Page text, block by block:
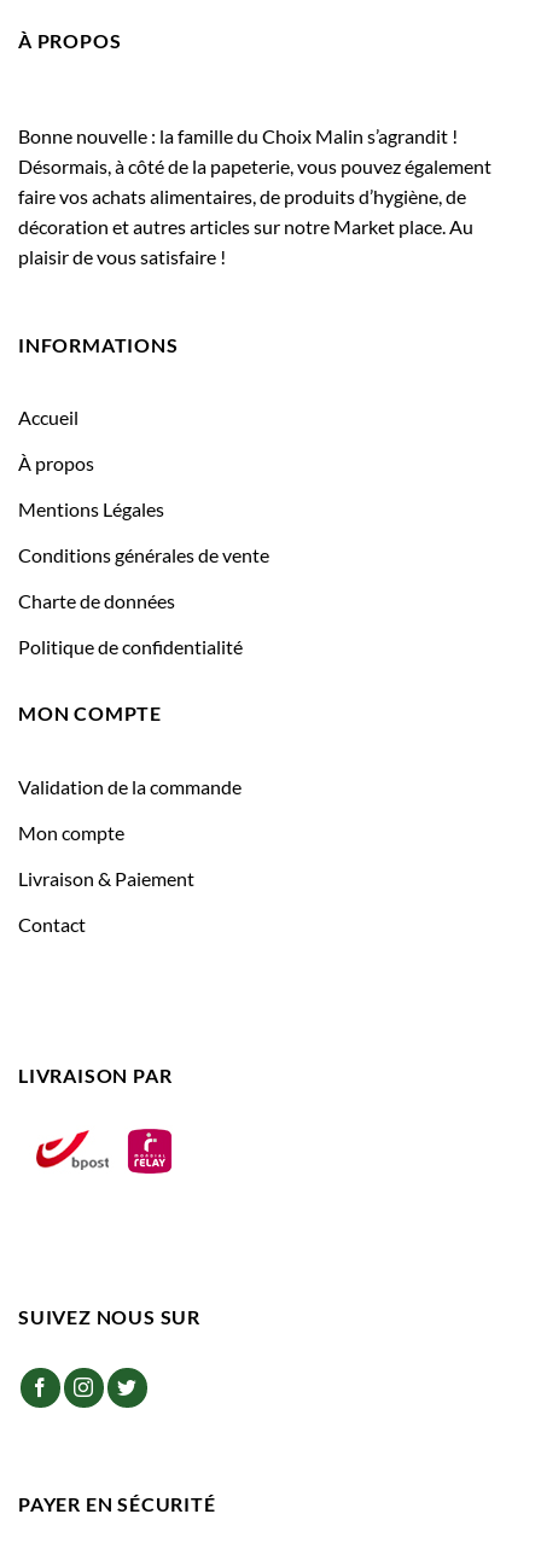
À PROPOS
Bonne nouvelle : la famille du Choix Malin s’agrandit !
Désormais, à côté de la papeterie, vous pouvez également
faire vos achats alimentaires, de produits d’hygiène, de
décoration et autres articles sur notre Market place. Au
plaisir de vous satisfaire !
INFORMATIONS
Accueil
À propos
Mentions Légales
Conditions générales de vente
Charte de données
Politique de confidentialité
MON COMPTE
Validation de la commande
Mon compte
Livraison & Paiement
Contact
LIVRAISON PAR
SUIVEZ NOUS SUR
PAYER EN SÉCURITÉ